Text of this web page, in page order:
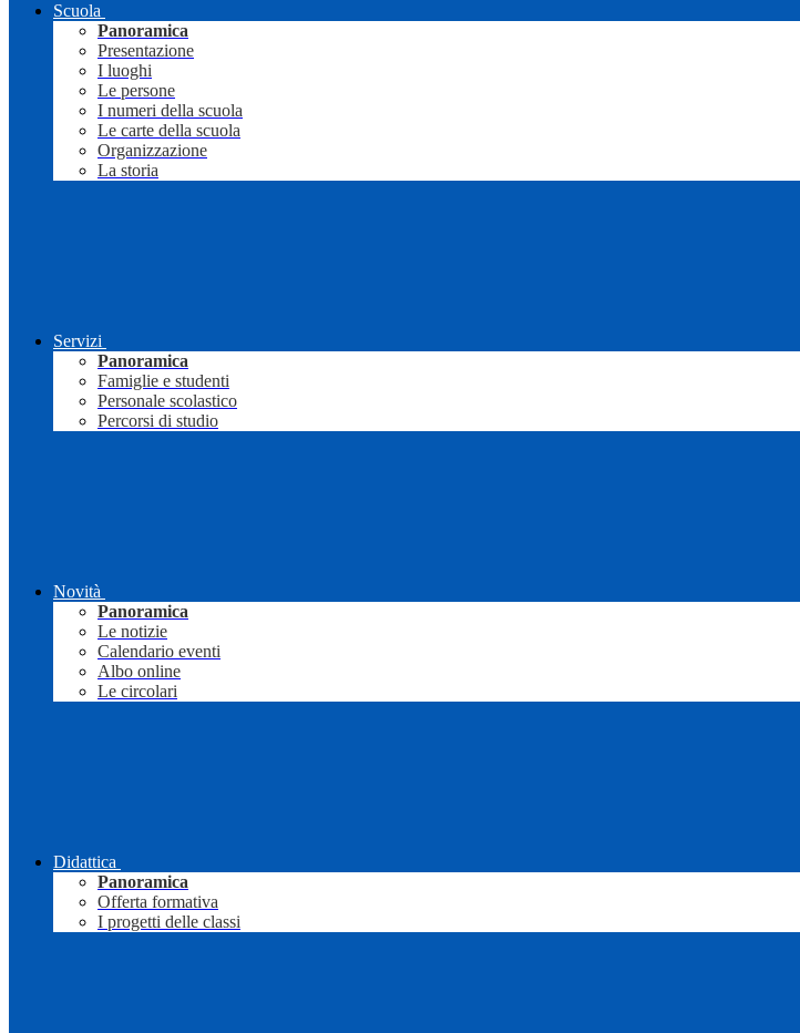
Scuola
Panoramica
Presentazione
I luoghi
Le persone
I numeri della scuola
Le carte della scuola
Organizzazione
La storia
Servizi
Panoramica
Famiglie e studenti
Personale scolastico
Percorsi di studio
Novità
Panoramica
Le notizie
Calendario eventi
Albo online
Le circolari
Didattica
Panoramica
Offerta formativa
I progetti delle classi